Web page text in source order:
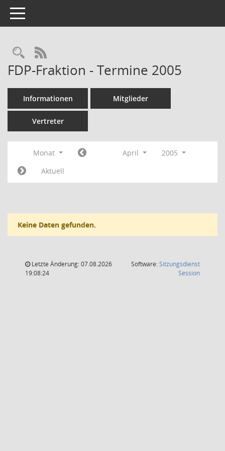
Toggle navigation
Rechercheauswahl
RSS-Feed
FDP-Fraktion - Termine 2005
Informationen Mitglieder
Vertreter
Monat April
2005
Aktuell
Keine Daten gefunden.
Letzte Änderung: 07.08.2026
19:08:24
Software:Sitzungsdienst
Session(Wird in